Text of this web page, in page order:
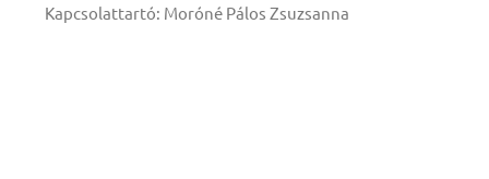
Kapcsolattartó: Moróné Pálos Zsuzsanna